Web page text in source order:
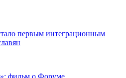
первым интеграционным